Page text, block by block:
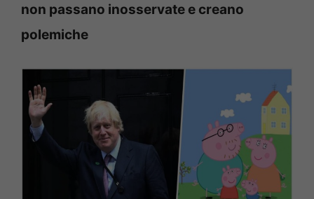
non passano inosservate e creano
polemiche